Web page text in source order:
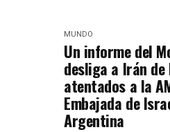
MUNDO
Un informe del
desliga a Irán de
atentados a la
Embajada de
Argentina